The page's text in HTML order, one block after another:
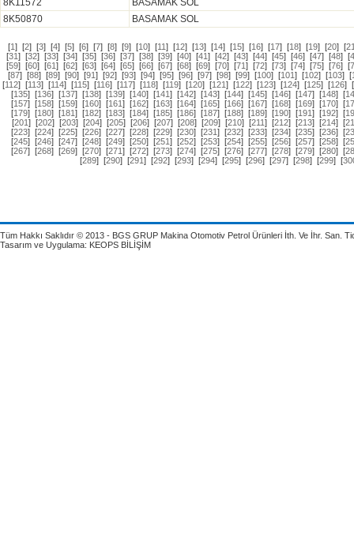
8K11572
BASAMAK SOL
8K50870
BASAMAK SOL
[1] [2] [3] [4] [5] [6] [7] [8] [9] [10] [11] [12] [13] [14] [15] [16] [17] [18] [19] [20] [
[31] [32] [33] [34] [35] [36] [37] [38] [39] [40] [41] [42] [43] [44] [45] [46] [47] [48] [
[59] [60] [61] [62] [63] [64] [65] [66] [67] [68] [69] [70] [71] [72] [73] [74] [75] [76] [
[87] [88] [89] [90] [91] [92] [93] [94] [95] [96] [97] [98] [99] [100] [101] [102] [103] [
[112] [113] [114] [115] [116] [117] [118] [119] [120] [121] [122] [123] [124] [125] [126] [
[135] [136] [137] [138] [139] [140] [141] [142] [143] [144] [145] [146] [147] [148] [
[157] [158] [159] [160] [161] [162] [163] [164] [165] [166] [167] [168] [169] [170] [
[179] [180] [181] [182] [183] [184] [185] [186] [187] [188] [189] [190] [191] [192] [
[201] [202] [203] [204] [205] [206] [207] [208] [209] [210] [211] [212] [213] [214] [
[223] [224] [225] [226] [227] [228] [229] [230] [231] [232] [233] [234] [235] [236] [
[245] [246] [247] [248] [249] [250] [251] [252] [253] [254] [255] [256] [257] [258] [
[267] [268] [269] [270] [271] [272] [273] [274] [275] [276] [277] [278] [279] [280] [
[289] [290] [291] [292] [293] [294] [295] [296] [297] [298] [299] [
Tüm Hakkı Saklıdır © 2013 - BGS GRUP Makina Otomotiv Petrol Ürünleri İth. Ve İhr. San.
Tasarım ve Uygulama: KEOPS BİLİŞİM